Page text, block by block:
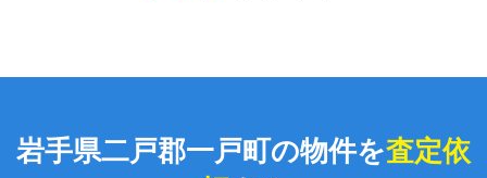
岩手県二戸郡一戸町の物件を査定依